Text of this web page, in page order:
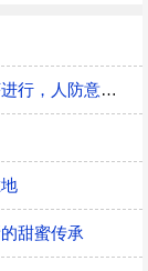
今天，上海全市防空警报试鸣！演练科普有序进行，人防意识“声入人心”
甜蜜传承